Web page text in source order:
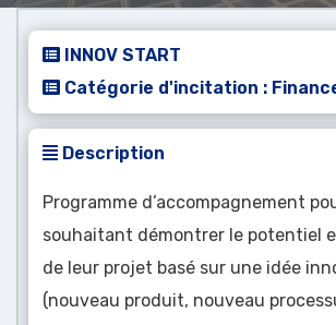
INNOV START
Catégorie d'incitation :
Description
Programme d’accompagnement
souhaitant démontrer le potentiel
de leur projet basé sur une idée
(nouveau produit, nouveau